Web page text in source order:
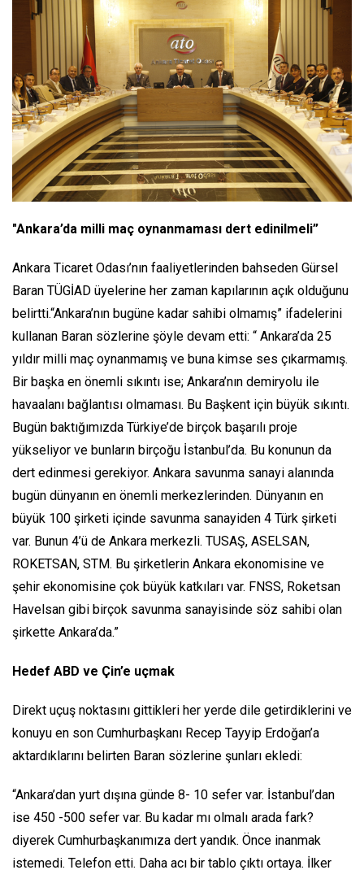
"Ankara’da milli maç oynanmaması dert edinilmeli”
Ankara Ticaret Odası’nın faaliyetlerinden bahseden Gürsel
Baran TÜGİAD üyelerine her zaman kapılarının açık olduğunu
belirtti.“Ankara’nın bugüne kadar sahibi olmamış” ifadelerini
kullanan Baran sözlerine şöyle devam etti: “ Ankara’da 25
yıldır milli maç oynanmamış ve buna kimse ses çıkarmamış.
Bir başka en önemli sıkıntı ise; Ankara’nın demiryolu ile
havaalanı bağlantısı olmaması. Bu Başkent için büyük sıkıntı.
Bugün baktığımızda Türkiye’de birçok başarılı proje
yükseliyor ve bunların birçoğu İstanbul’da. Bu konunun da
dert edinmesi gerekiyor. Ankara savunma sanayi alanında
bugün dünyanın en önemli merkezlerinden. Dünyanın en
büyük 100 şirketi içinde savunma sanayiden 4 Türk şirketi
var. Bunun 4’ü de Ankara merkezli. TUSAŞ, ASELSAN,
ROKETSAN, STM. Bu şirketlerin Ankara ekonomisine ve
şehir ekonomisine çok büyük katkıları var. FNSS, Roketsan
Havelsan gibi birçok savunma sanayisinde söz sahibi olan
şirkette Ankara’da.”
Hedef ABD ve Çin’e uçmak
Direkt uçuş noktasını gittikleri her yerde dile getirdiklerini ve
konuyu en son Cumhurbaşkanı Recep Tayyip Erdoğan’a
aktardıklarını belirten Baran sözlerine şunları ekledi:
“Ankara’dan yurt dışına günde 8- 10 sefer var. İstanbul’dan
ise 450 -500 sefer var. Bu kadar mı olmalı arada fark?
diyerek Cumhurbaşkanımıza dert yandık. Önce inanmak
istemedi. Telefon etti. Daha acı bir tablo çıktı ortaya. İlker